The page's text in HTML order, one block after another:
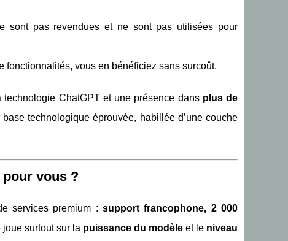
sont pas revendues et ne sont pas utilisées pour
fonctionnalités, vous en bénéficiez sans surcoût.
ChatGPT et une présence dans plus de
technologique éprouvée, habillée d’une couche
pour vous ?
services premium :support francophone, 2 000
surtout sur la puissance du modèle et le niveau